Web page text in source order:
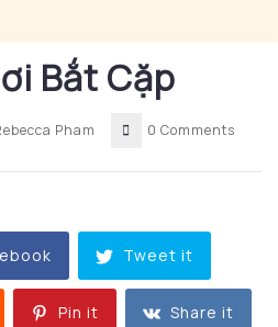
Bắt Cặp
Pham 0 Comments
Tweet it
Pin it Share it